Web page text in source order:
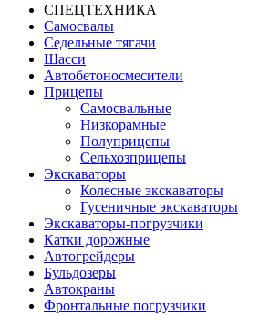
СПЕЦТЕХНИКА
Самосвалы
Седельные тягачи
Шасси
Автобетоно­смесители
Прицепы
Самосвальные
Низкорамные
Полуприцепы
Сельхозприцепы
Экскаваторы
Колесные экскаваторы
Гусеничные экскаваторы
Экскаваторы-погрузчики
Катки дорожные
Автогрейдеры
Бульдозеры
Автокраны
Фронтальные погрузчики